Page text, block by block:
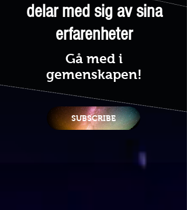
delar med sig av sina
erfarenheter
Gå med i
gemenskapen!
SUBSCRIBE